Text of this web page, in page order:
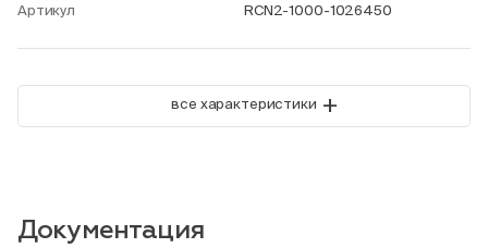
Артикул RCN2-1000-1026450
все характеристики +
Документация